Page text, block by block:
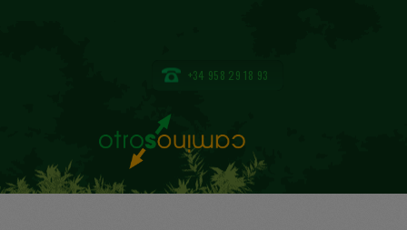
+34 958 29 18 93